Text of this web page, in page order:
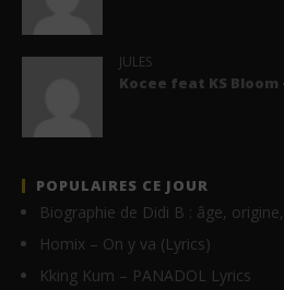
JULES
Kocee feat KS
POPULAIRES CE JOUR
Biographie de Didi B : âge,
Homix – On y va (Lyrics)
Kking Kum – PANADOL Lyrics